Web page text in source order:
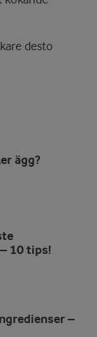
desto
ägg?
10 tips!
–